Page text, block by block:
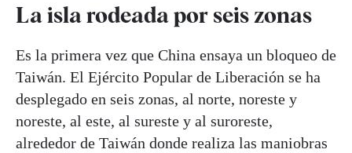
La isla rodeada por seis zonas
Es la primera vez que China ensaya un bloqueo de
Taiwán. El Ejército Popular de Liberación se ha
desplegado en seis zonas, al norte, noreste y
noreste, al este, al sureste y al suroreste,
alrededor de Taiwán donde realiza las maniobras